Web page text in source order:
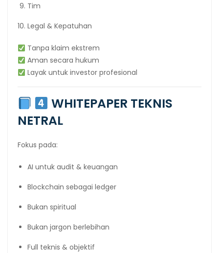
Tim
Legal & Kepatuhan
Tanpa klaim ekstrem
Aman secara hukum
Layak untuk investor profesional
WHITEPAPER TEKNIS
NETRAL
Fokus pada:
AI untuk audit & keuangan
Blockchain sebagai ledger
Bukan spiritual
Bukan jargon berlebihan
Full teknis & objektif